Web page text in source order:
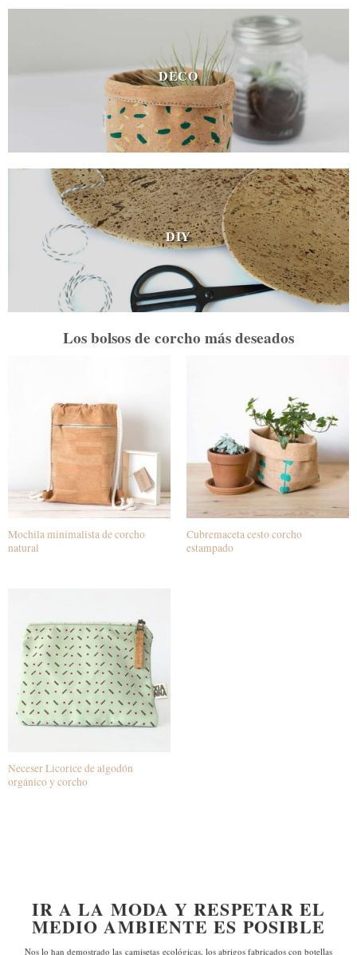
DECO
DIY
Los bolsos de corcho más deseados
Mochila minimalista de corcho
natural
Cubremaceta cesto corcho
estampado
Neceser Licorice de algodón
orgánico y corcho
IR A LA MODA Y RESPETAR EL
MEDIO AMBIENTE ES POSIBLE
Nos lo han demostrado las camisetas ecológicas, los abrigos fabricados con botellas